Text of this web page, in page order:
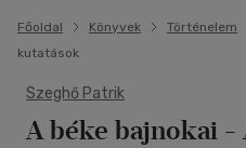
Főoldal Könyvek Történelem
kutatások
Szeghő Patrik
A béke bajnokai -